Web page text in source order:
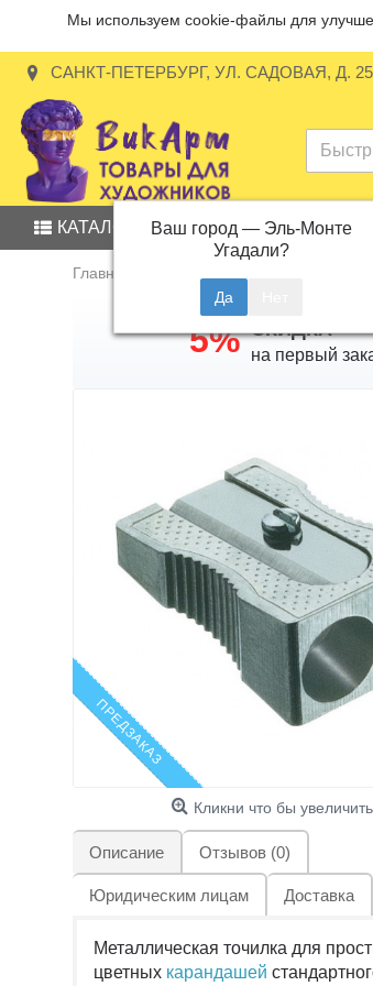
Мы используем cookie-файлы для
САНКТ-ПЕТЕРБУРГ, УЛ. САДОВАЯ, Д. 25
Ваш город — Эль-Монте
Угадали?
КАТАЛОГ АКЦИИ
Главная
5% СКИДКА
на первый
ПРЕДЗАКАЗ
Кликни что бы увеличить
Описание Отзывов (0)
Юридическим лицам Доставка
Металлическая точилка для
цветных карандашей